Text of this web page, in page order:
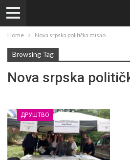
Home Nova srpska politička misao
Browsing Tag
Nova srpska
ДРУШТВО